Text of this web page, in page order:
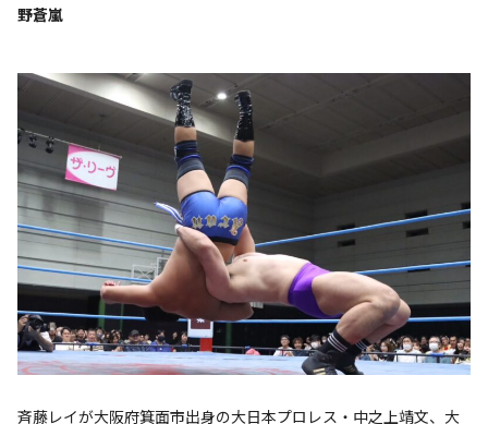
野蒼嵐
斉藤レイが大阪府箕面市出身の大日本プロレス・中之上靖文、大